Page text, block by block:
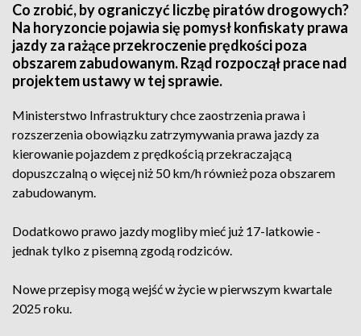
Co zrobić, by ograniczyć liczbę piratów drogowych?
Na horyzoncie pojawia się pomysł konfiskaty prawa
jazdy za rażące przekroczenie prędkości poza
obszarem zabudowanym. Rząd rozpoczął prace nad
projektem ustawy w tej sprawie.
Ministerstwo Infrastruktury chce zaostrzenia prawa i
rozszerzenia obowiązku zatrzymywania prawa jazdy za
kierowanie pojazdem z prędkością przekraczającą
dopuszczalną o więcej niż 50 km/h również poza obszarem
zabudowanym.
Dodatkowo prawo jazdy mogliby mieć już 17-latkowie -
jednak tylko z pisemną zgodą rodziców.
Nowe przepisy mogą wejść w życie w pierwszym kwartale
2025 roku.